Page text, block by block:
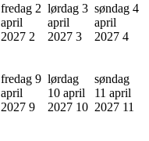
fredag 2
april
2027 2
lørdag 3
april
2027 3
søndag 4
april
2027 4
fredag 9
april
2027 9
lørdag
10 april
2027 10
søndag
11 april
2027 11